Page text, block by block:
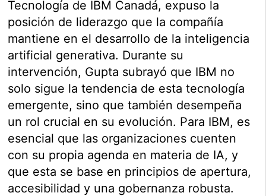
Tecnología de IBM Canadá, expuso la
posición de liderazgo que la compañía
mantiene en el desarrollo de la inteligencia
artificial generativa. Durante su
intervención, Gupta subrayó que IBM no
solo sigue la tendencia de esta tecnología
emergente, sino que también desempeña
un rol crucial en su evolución. Para IBM, es
esencial que las organizaciones cuenten
con su propia agenda en materia de IA, y
que esta se base en principios de apertura,
accesibilidad y una gobernanza robusta.